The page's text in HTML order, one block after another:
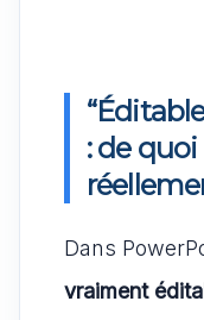
: de
Dans
vraiment